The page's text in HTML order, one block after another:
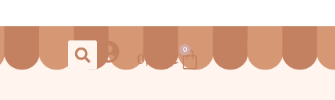
0,00 €
0